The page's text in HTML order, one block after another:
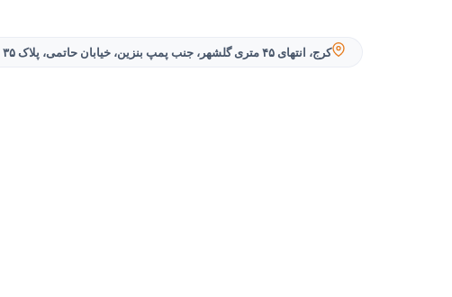
کرج، انتهای ۴۵ متری گلشهر، جنب پمپ بنزین، خیابان حاتمی، پلاک ۳۵